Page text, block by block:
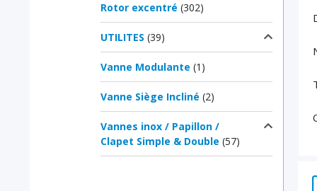
Rotor excentré (302)
UTILITES (39)
Vanne Modulante (1)
Vanne Siège Incliné (2)
Vannes inox / Papillon /
Clapet Simple & Double (57)